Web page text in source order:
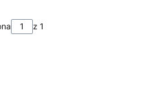
z 1